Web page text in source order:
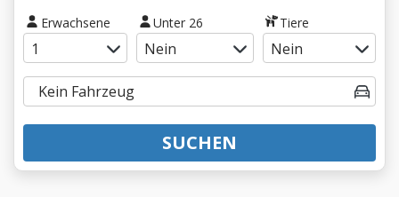
Erwachsene Unter 26 Tiere
SUCHEN